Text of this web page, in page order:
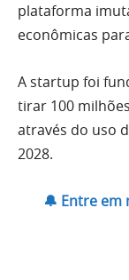
plataforma
econômicas
A startup foi
tirar 100
através do uso
2028.
🔔 Entre